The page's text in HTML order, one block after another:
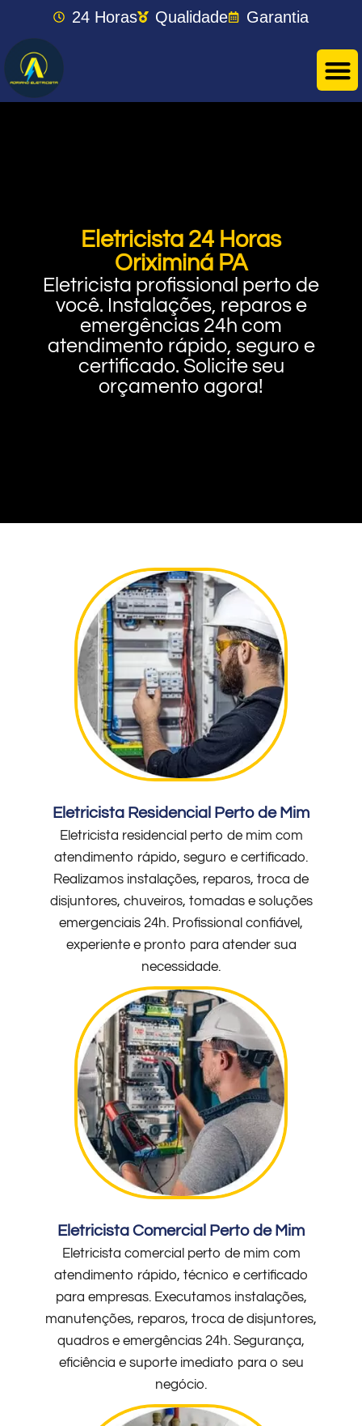
24 Horas Qualidade Garantia
Eletricista 24 Horas
Oriximiná PA
Eletricista profissional perto de
você. Instalações, reparos e
emergências 24h com
atendimento rápido, seguro e
certificado. Solicite seu
orçamento agora!
Eletricista Residencial Perto de Mim
Eletricista residencial perto de mim com
atendimento rápido, seguro e certificado.
Realizamos instalações, reparos, troca de
disjuntores, chuveiros, tomadas e soluções
emergenciais 24h. Profissional confiável,
experiente e pronto para atender sua
necessidade.
Eletricista Comercial Perto de Mim
Eletricista comercial perto de mim com
atendimento rápido, técnico e certificado
para empresas. Executamos instalações,
manutenções, reparos, troca de disjuntores,
quadros e emergências 24h. Segurança,
eficiência e suporte imediato para o seu
negócio.